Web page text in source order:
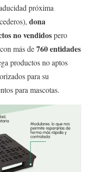
próxima
dona
no vendidospero
más de760 entidades
productos no aptos
para su
para mascotas.